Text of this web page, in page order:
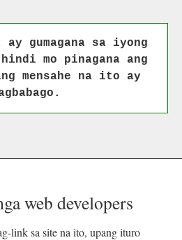
gumagana sa iyong
mo pinagana ang
mensahe na ito ay
web developers
link sa site na ito, upang ituro